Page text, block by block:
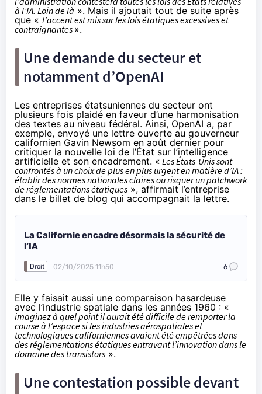
à l’IA. Loin de là ». Mais il ajoutait tout de suite après
que « l’accent est mis sur les lois étatiques excessives et
contraignantes ».
Une demande du secteur et
notamment d’OpenAI
Les entreprises étatsuniennes du secteur ont
plusieurs fois plaidé en faveur d’une harmonisation
des textes au niveau fédéral. Ainsi, OpenAI a, par
exemple, envoyé une lettre ouverte au gouverneur
californien Gavin Newsom en août dernier pour
critiquer la nouvelle loi de l’État sur l’intelligence
artificielle et son encadrement. « Les États-Unis sont
confrontés à un choix de plus en plus urgent en matière d’IA :
établir des normes nationales claires ou risquer un patchwork
de réglementations étatiques », affirmait l’entreprise
dans le billet de blog qui accompagnait la lettre.
La Californie encadre désormais la sécurité de
l’IA
Droit 02/10/2025 11h50 6
Elle y faisait aussi une comparaison hasardeuse
avec l’industrie spatiale dans les années 1960 : «
imaginez à quel point il aurait été difficile de remporter la
course à l’espace si les industries aérospatiales et
technologiques californiennes avaient été empêtrées dans
des réglementations étatiques entravant l’innovation dans le
domaine des transistors ».
Une contestation possible devant